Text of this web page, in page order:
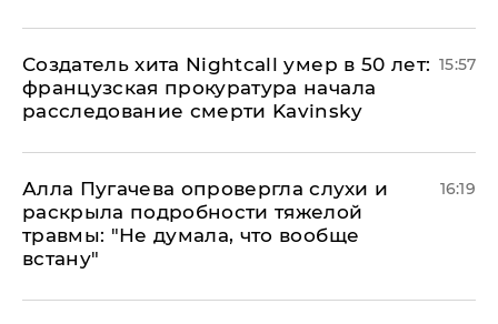
Создатель хита Nightcall умер в 50 лет:
французская прокуратура начала
расследование смерти Kavinsky
15:57
Алла Пугачева опровергла слухи и
раскрыла подробности тяжелой
травмы: "Не думала, что вообще
встану"
16:19